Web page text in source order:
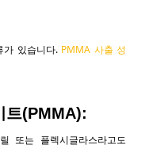
가 있습니다. PMMA 사출 성
트(PMMA):
또는 플렉시글라스라고도